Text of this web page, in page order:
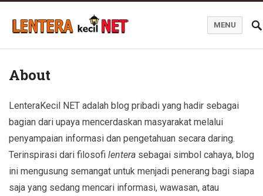
MENU
About
LenteraKecil NET adalah blog pribadi yang hadir sebagai
bagian dari upaya mencerdaskan masyarakat melalui
penyampaian informasi dan pengetahuan secara daring.
Terinspirasi dari filosofi lentera sebagai simbol cahaya, blog
ini mengusung semangat untuk menjadi penerang bagi siapa
saja yang sedang mencari informasi, wawasan, atau